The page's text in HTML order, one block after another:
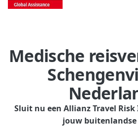
Medische
Sluit nu een Allianz Travel
jouw buitenlandse